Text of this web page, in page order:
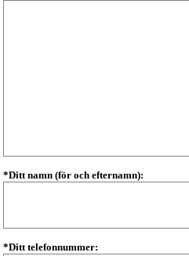
*Ditt namn (för och efternamn):
*Ditt telefonnummer: